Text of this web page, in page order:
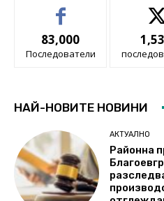
83,000
Последователи
НАЙ-НОВИТЕ НОВИНИ
АКТУАЛНО
Районна